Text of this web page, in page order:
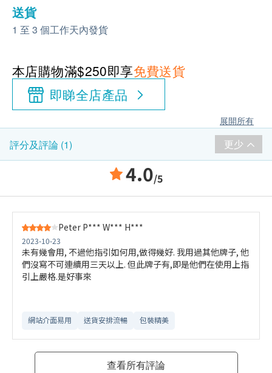
送貨
1 至 3 個工作天內發貨
本店購物滿$250即享免費送貨
即睇全店產品
展開所有
評分及評論 (1) 更少
4.0/5
Peter P*** W*** H***
2023-10-23
未有幾會用, 不過他指引如何用,做得幾好. 我用過其他牌子, 他
們沒寫不可連續用三天以上. 但此牌子有,即是他們在使用上指
引上嚴格.是好事來
網站介面易用 送貨安排流暢 包裝精美
查看所有評論